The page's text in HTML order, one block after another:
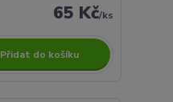
65 Kč/ks
Přidat do košíku